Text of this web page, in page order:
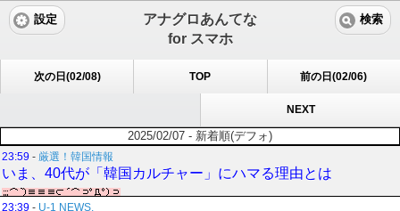
アナグロあんてな
for スマホ
設定 検索
次の日(02/08) TOP 前の日(02/06)
NEXT
2025/02/07 - 新着順(デフォ)
23:59 - 厳選！韓国情報
いま、40代が「韓国カルチャー」にハマる理由とは
23:39 - U-1 NEWS.